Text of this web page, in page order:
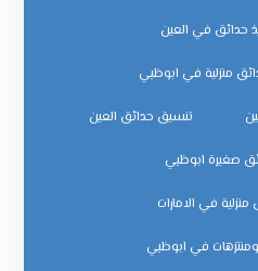
حدائق في العين
منزلية في ابوظبي
تنسيق حدائق العين
صغيرة ابوظبي
في الامارات
في ابوظبي